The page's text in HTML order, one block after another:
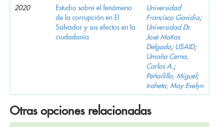
2020
Estudio sobre el fenómeno
de la corrupción en El
Salvador y sus efectos en la
ciudadanía
Universidad
Francisco Gavidia;
Universidad Dr.
José Matías
Delgado; USAID;
Umaña Cerna,
Carlos A.;
Peñailillo, Miguel;
Iraheta, May Evelyn
Otras opciones relacionadas